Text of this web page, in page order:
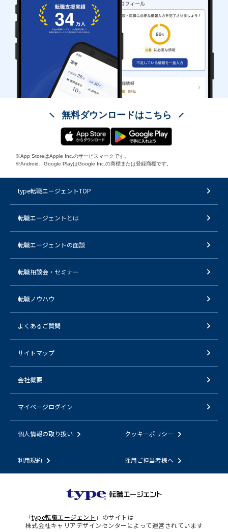
無料ダウンロードはこちら
※App StoreはApple Inc.のサービスマークです。
※Android、Google PlayはGoogle Inc.の商標または登録商標です。
type転職エージェントTOP
転職エージェントとは
転職エージェントの面談
転職相談会・セミナー
転職ノウハウ
よくあるご質問
サイトマップ
会社概要
マイページログイン
個人情報の取り扱い クッキーポリシー
利用規約 採用ご担当者様へ
「type転職エージェント 」のサイトは
株式会社キャリアデザインセンターによって運営されています